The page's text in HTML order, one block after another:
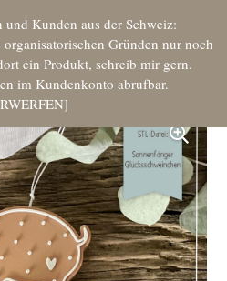
Kunden aus der Schweiz:
Gründen nur noch
ein Produkt, schreib mir gern.
im Kundenkonto abrufbar.